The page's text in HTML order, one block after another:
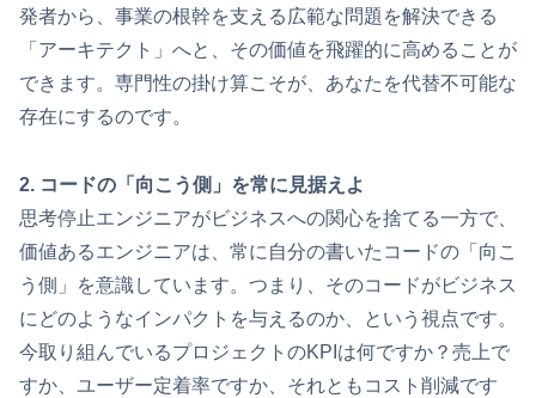
発者から、事業の根幹を支える広範な問題を解決できる
「アーキテクト」へと、その価値を飛躍的に高めることが
できます。専門性の掛け算こそが、あなたを代替不可能な
存在にするのです。
2. コードの「向こう側」を常に見据えよ
思考停止エンジニアがビジネスへの関心を捨てる一方で、
価値あるエンジニアは、常に自分の書いたコードの「向こ
う側」を意識しています。つまり、そのコードがビジネス
にどのようなインパクトを与えるのか、という視点です。
今取り組んでいるプロジェクトのKPIは何ですか？売上で
すか、ユーザー定着率ですか、それともコスト削減です